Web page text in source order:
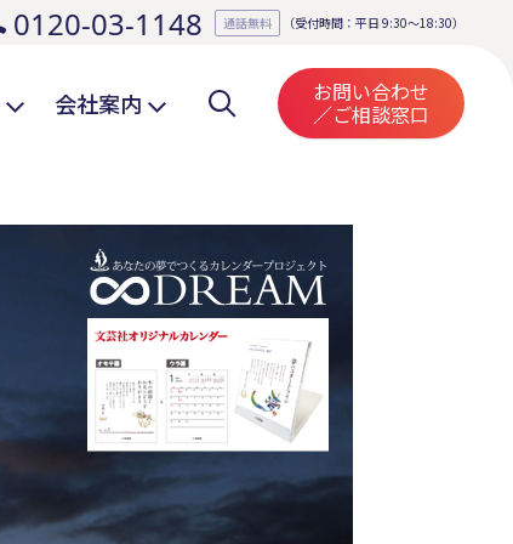
0120-03-1148 通話無料 （受付時間：平日 9:30～18:30）
会社案内 お問い合わせ
／ご相談窓口